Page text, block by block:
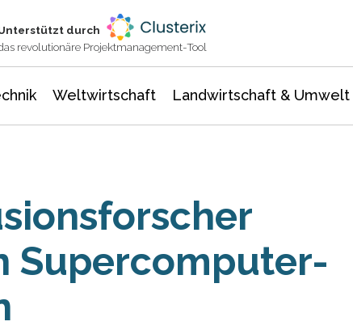
durch
revolutionäre Projektmanagement-Tool
Weltwirtschaft Landwirtschaft & Umwelt
Supercomputer-